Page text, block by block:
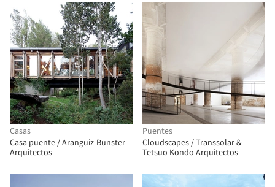
Casas
Casa puente / Aranguiz-Bunster
Arquitectos
Puentes
Cloudscapes / Transsolar &
Tetsuo Kondo Arquitectos